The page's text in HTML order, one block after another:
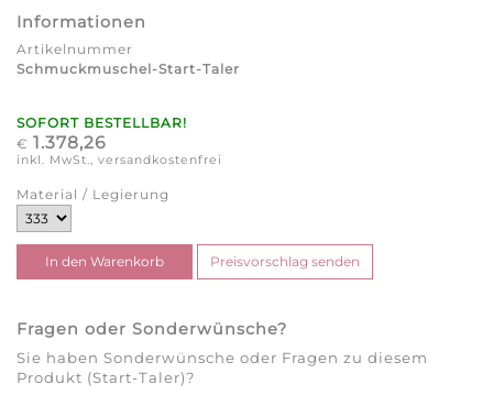
Informationen
Artikelnummer
Schmuckmuschel-Start-Taler
SOFORT BESTELLBAR!
€ 1.378,26
inkl. MwSt., versandkostenfrei
Material / Legierung
Fragen oder Sonderwünsche?
Sie haben Sonderwünsche oder Fragen zu diesem
Produkt (Start-Taler)?